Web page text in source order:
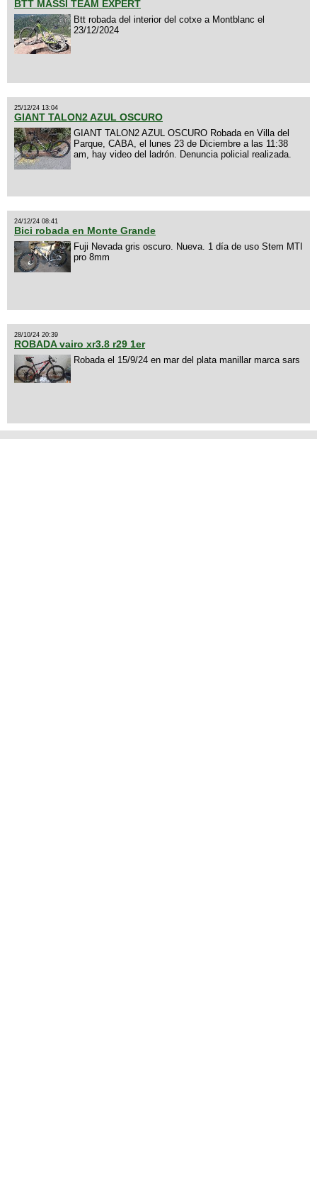
BTT MASSI TEAM EXPERT
Btt robada del interior del cotxe a Montblanc el
23/12/2024
25/12/24 13:04
GIANT TALON2 AZUL OSCURO
GIANT TALON2 AZUL OSCURO Robada en Villa del
Parque, CABA, el lunes 23 de Diciembre a las 11:38
am, hay video del ladrón. Denuncia policial realizada.
24/12/24 08:41
Bici robada en Monte Grande
Fuji Nevada gris oscuro. Nueva. 1 día de uso Stem MTI
pro 8mm
28/10/24 20:39
ROBADA vairo xr3.8 r29 1er
Robada el 15/9/24 en mar del plata manillar marca sars